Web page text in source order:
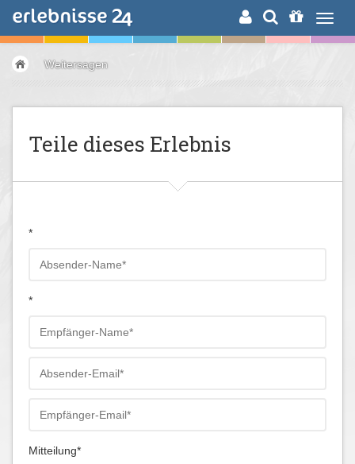
ERLEBNISSUCHE
Weitersagen
Teile dieses Erlebnis
*
*
Mitteilung*